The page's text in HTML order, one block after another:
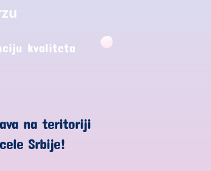
kvaliteta
na teritoriji
cele Srbije!